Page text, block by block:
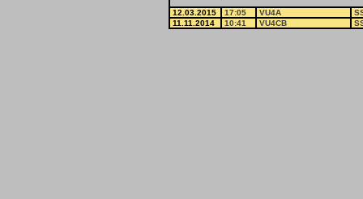
12.03.2015 17:05 VU4A
11.11.2014
10:41 VU4CB